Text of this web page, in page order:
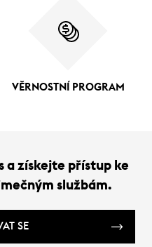
VĚRNOSTNÍ PROGRAM
a získejte přístup ke
službám.
SE